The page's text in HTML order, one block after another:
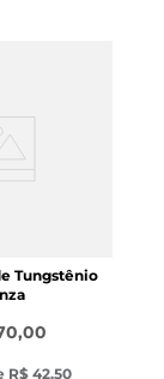
Tungstênio
R$ 42,50